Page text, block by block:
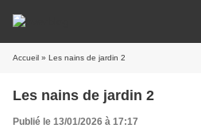
Accueil » Les nains de jardin 2
Les nains de jardin 2
Publié le 13/01/2026 à 17:17